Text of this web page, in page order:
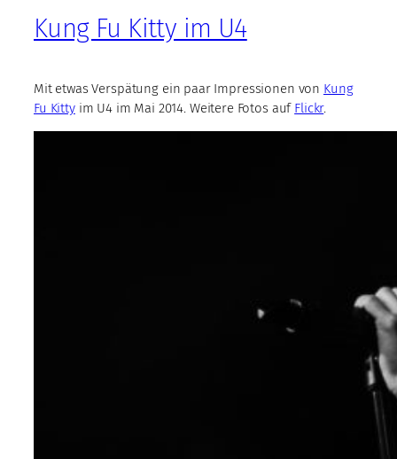
Kung Fu Kitty im U4
Mit etwas Verspätung ein paar Impressionen von Kung
Fu Kittyim U4 im Mai 2014. Weitere Fotos auf Flickr.